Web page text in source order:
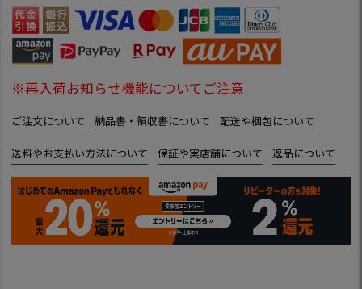
※再入荷お知らせ機能についてご注意
ご注文について 納品書・領収書について 配送や梱包について
送料やお支払い方法について 保証や実店舗について 返品について